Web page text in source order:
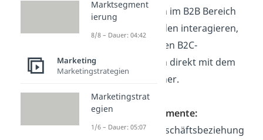
Unternehmen im B2B Bereich
mit Großkunden interagieren,
kommunizieren B2C-
Unternehmen direkt mit dem
Endverbraucher.
Verkaufsargumente:
In der B2B Geschäftsbeziehung
Marktsegment
ierung
8/8 – Dauer: 04:42
Marketing
Marketingstrategien
Marketingstrat
egien
1/6 – Dauer: 05:07